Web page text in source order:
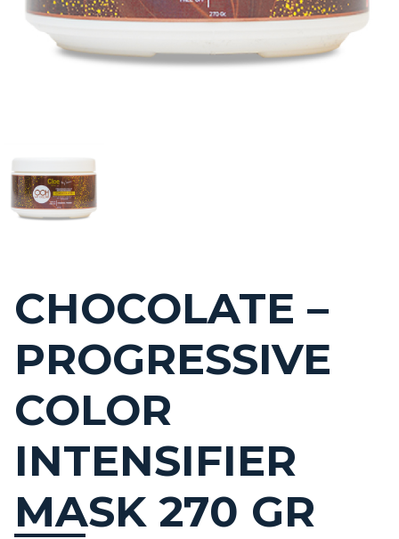
CHOCOLATE –
PROGRESSIVE
COLOR
INTENSIFIER
MASK 270 GR